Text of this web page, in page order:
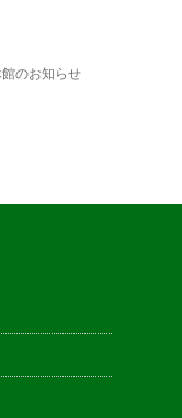
のお知らせ